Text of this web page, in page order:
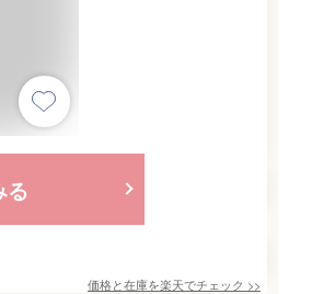
る
価格と在庫を楽天でチェック >>